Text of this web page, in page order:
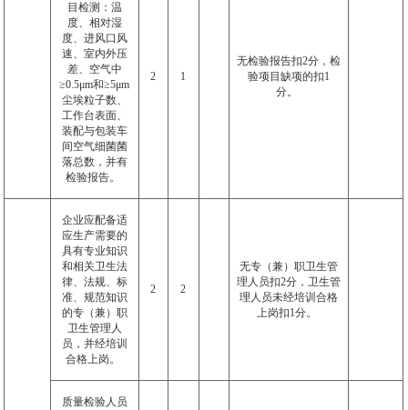
目检测：温
度、相对湿
度、进风口风
速、室内外压
差、空气中
≥0.5μm和≥5μm
尘埃粒子数、
工作台表面、
装配与包装车
间空气细菌菌
落总数，并有
检验报告。
2 1
无检验报告扣2分，检
验项目缺项的扣1
分。
企业应配备适
应生产需要的
具有专业知识
和相关卫生法
律、法规、标
准、规范知识
的专（兼）职
卫生管理人
员，并经培训
合格上岗。
2 2
无专（兼）职卫生管
理人员扣2分，卫生管
理人员未经培训合格
上岗扣1分。
质量检验人员